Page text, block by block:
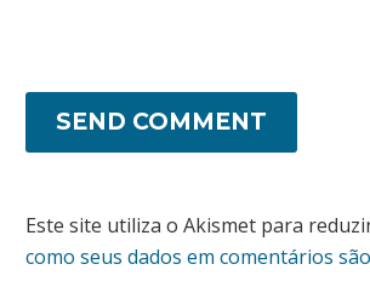
SEND COMMENT
Este site utiliza o Akismet para
como seus dados em comentários